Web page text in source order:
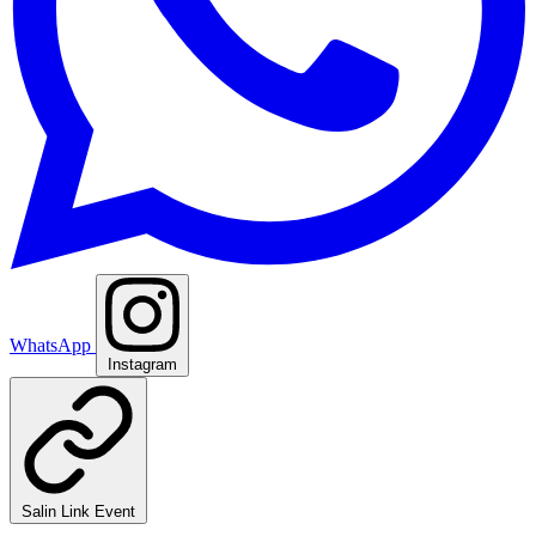
WhatsApp
Instagram
Salin Link Event